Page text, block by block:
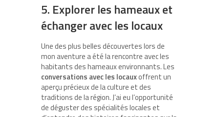
5. Explorer les hameaux et
échanger avec les locaux
Une des plus belles découvertes lors de
mon aventure a été la rencontre avec les
habitants des hameaux environnants. Les
conversations avec les locauxoffrent un
aperçu précieux de la culture et des
traditions de la région. J’ai eu l’opportunité
de déguster des spécialités locales et